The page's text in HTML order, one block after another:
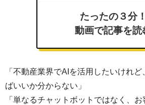
たったの３分！
動画で記事を読
「不動産業界でAIを活用したいけれ
ばいいか分からない」
「単なるチャットボットではなく、